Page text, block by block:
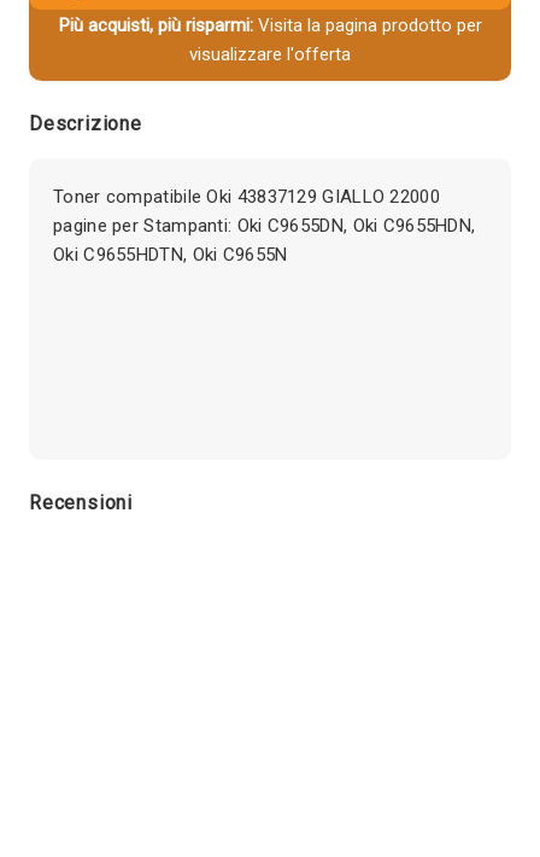
Più acquisti, più risparmi:Visita la pagina prodotto per
visualizzare l'offerta
Descrizione
Toner compatibile Oki 43837129 GIALLO 22000
pagine per Stampanti: Oki C9655DN, Oki C9655HDN,
Oki C9655HDTN, Oki C9655N
Recensioni